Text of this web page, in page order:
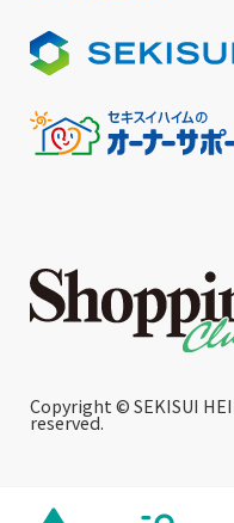
Copyright © SEKISUI
reserved.